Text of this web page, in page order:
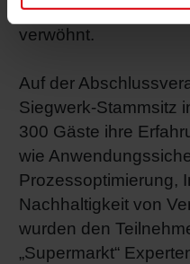
Restaurant mit
verwöhnt.
Auf der
Siegwerk-Stammsitz
300 Gäste ihre
wie
Prozessoptimierung,
Nachhaltigkeit von
wurden den
„Supermarkt“